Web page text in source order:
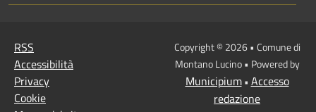
RSS
Accessibilità
Privacy
Cookie
Copyright © 2026 • Comune di
Montano Lucino • Powered by
Municipium• Accesso
redazione